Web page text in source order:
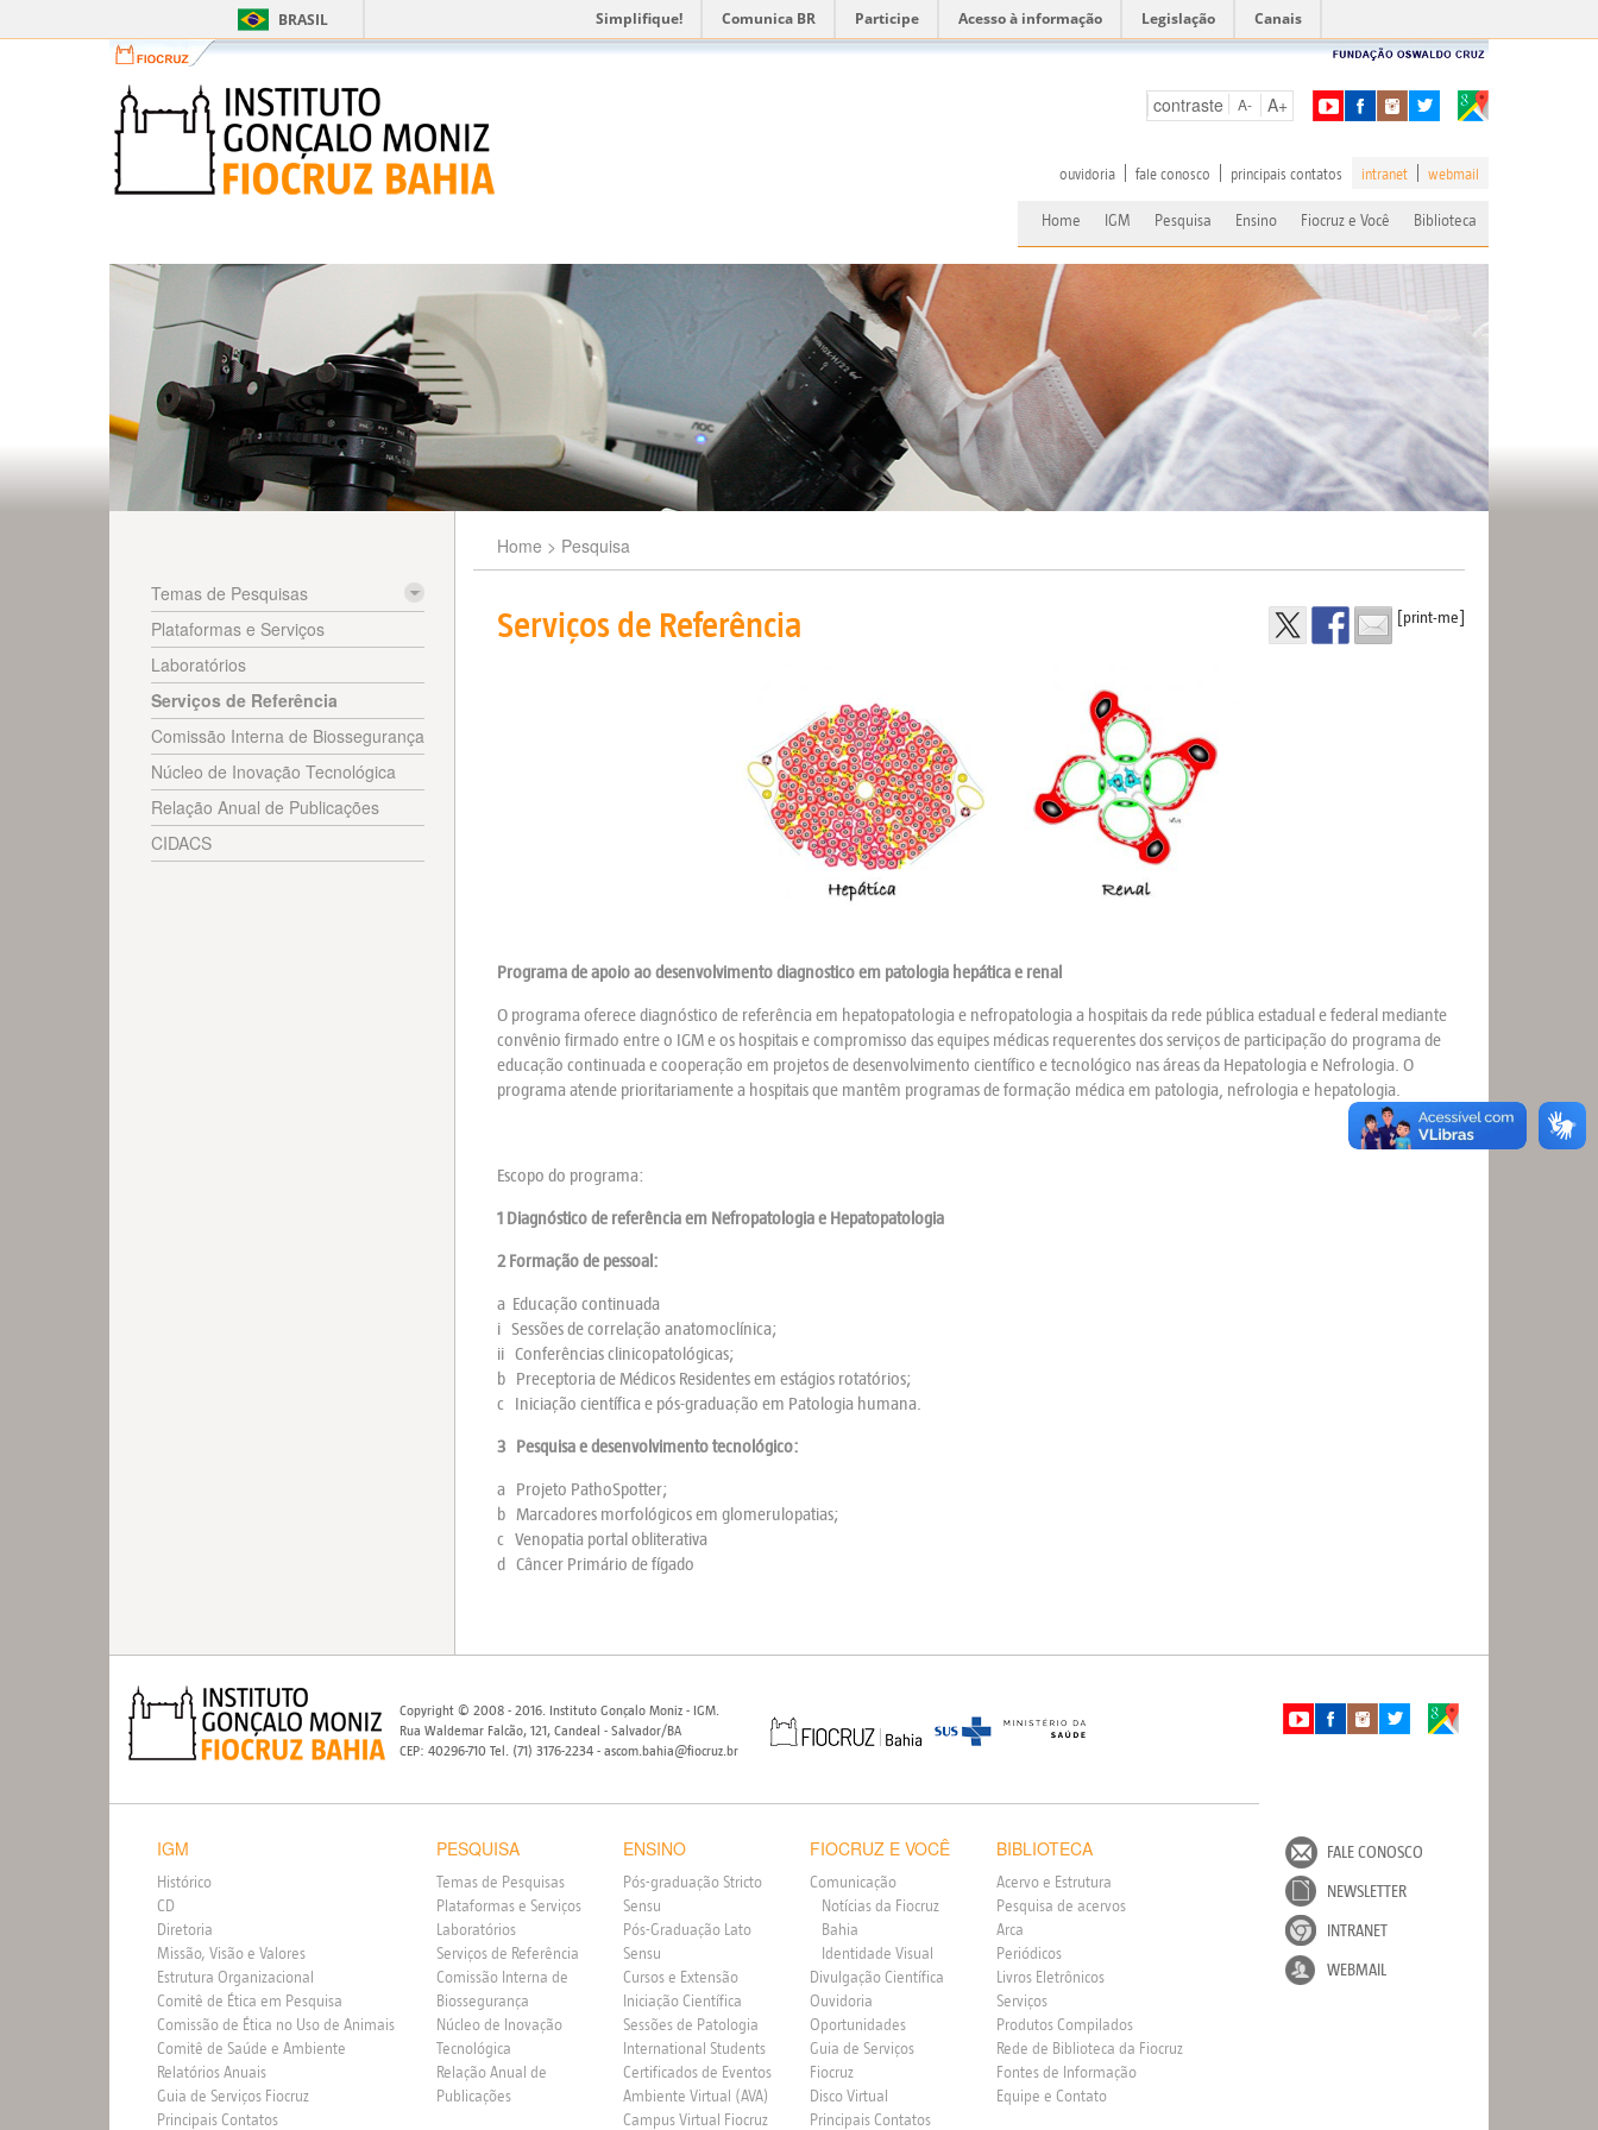
BRASIL Simplifique! Comunica BR Participe Acesso à informação Legislação Canais
contraste A- A+
ouvidoria fale conosco principais contatos intranet webmail
Home IGM Pesquisa Ensino Fiocruz e Você Biblioteca
Temas de Pesquisas
Plataformas e Serviços
Laboratórios
Serviços de Referência
Comissão Interna de Biossegurança
Núcleo de Inovação Tecnológica
Relação Anual de Publicações
CIDACS
Home > Pesquisa
Serviços de Referência [print-me]
Programa de apoio ao desenvolvimento diagnostico em patologia hepática e renal
O programa oferece diagnóstico de referência em hepatopatologia e nefropatologia a hospitais da rede pública estadual e federal mediante
convênio firmado entre o IGM e os hospitais e compromisso das equipes médicas requerentes dos serviços de participação do programa de
educação continuada e cooperação em projetos de desenvolvimento científico e tecnológico nas áreas da Hepatologia e Nefrologia. O
programa atende prioritariamente a hospitais que mantêm programas de formação médica em patologia, nefrologia e hepatologia.
Escopo do programa:
1 Diagnóstico de referência em Nefropatologia e Hepatopatologia
2 Formação de pessoal:
a Educação continuada
i Sessões de correlação anatomoclínica;
ii Conferências clinicopatológicas;
b Preceptoria de Médicos Residentes em estágios rotatórios;
c Iniciação científica e pós-graduação em Patologia humana.
3 Pesquisa e desenvolvimento tecnológico:
a Projeto PathoSpotter;
b Marcadores morfológicos em glomerulopatias;
c Venopatia portal obliterativa
d Câncer Primário de fígado
Copyright © 2008 - 2016. Instituto Gonçalo Moniz - IGM.
Rua Waldemar Falcão, 121, Candeal - Salvador/BA
CEP: 40296-710 Tel. (71) 3176-2234 - ascom.bahia@fiocruz.br
IGM
Histórico
CD
Diretoria
Missão, Visão e Valores
Estrutura Organizacional
Comitê de Ética em Pesquisa
Comissão de Ética no Uso de Animais
Comitê de Saúde e Ambiente
Relatórios Anuais
Guia de Serviços Fiocruz
Principais Contatos
PESQUISA
Temas de Pesquisas
Plataformas e Serviços
Laboratórios
Serviços de Referência
Comissão Interna de
Biossegurança
Núcleo de Inovação
Tecnológica
Relação Anual de
Publicações
ENSINO
Pós-graduação Stricto
Sensu
Pós-Graduação Lato
Sensu
Cursos e Extensão
Iniciação Científica
Sessões de Patologia
International Students
Certificados de Eventos
Ambiente Virtual (AVA)
Campus Virtual Fiocruz
FIOCRUZ E VOCÊ
Comunicação
Notícias da Fiocruz
Bahia
Identidade Visual
Divulgação Científica
Ouvidoria
Oportunidades
Guia de Serviços
Fiocruz
Disco Virtual
Principais Contatos
BIBLIOTECA
Acervo e Estrutura
Pesquisa de acervos
Arca
Periódicos
Livros Eletrônicos
Serviços
Produtos Compilados
Rede de Biblioteca da Fiocruz
Fontes de Informação
Equipe e Contato
FALE CONOSCO
NEWSLETTER
INTRANET
WEBMAIL